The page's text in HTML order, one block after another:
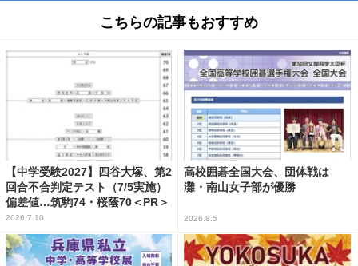
こちらの記事もおすすめ
【中学受験2027】四谷大塚、第2
回合不合判定テスト（7/5実施）
偏差値…筑駒74・桜蔭70＜PR＞
2026.7.10
高校囲碁全国大会、団体戦は
灘・南山女子部が優勝
2026.8.5